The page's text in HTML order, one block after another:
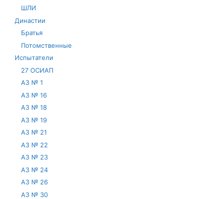
ШЛИ
Династии
Братья
Потомственные
Испытатели
27 ОСИАП
АЗ № 1
АЗ № 16
АЗ № 18
АЗ № 19
АЗ № 21
АЗ № 22
АЗ № 23
АЗ № 24
АЗ № 26
АЗ № 30